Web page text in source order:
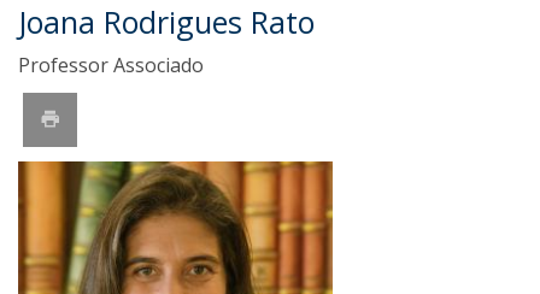
Joana Rodrigues Rato
Professor Associado